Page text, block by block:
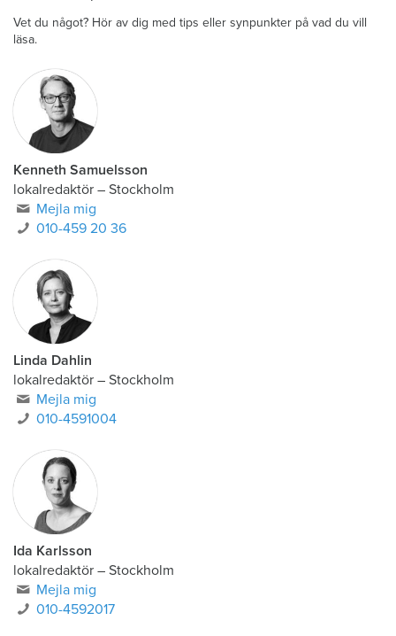
Vet du något? Hör av dig med tips eller synpunkter på vad du vill
läsa.
Kenneth Samuelsson
lokalredaktör – Stockholm
Mejla mig
010-459 20 36
Linda Dahlin
lokalredaktör – Stockholm
Mejla mig
010-4591004
Ida Karlsson
lokalredaktör – Stockholm
Mejla mig
010-4592017